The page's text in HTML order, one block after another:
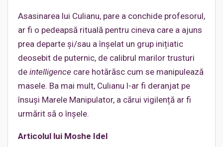
Asasinarea lui Culianu, pare a conchide profesorul,
ar fi o pedeapsă rituală pentru cineva care a ajuns
prea departe și/sau a înșelat un grup inițiatic
deosebit de puternic, de calibrul marilor trusturi
de intelligence care hotărăsc cum se manipulează
masele. Ba mai mult, Culianu l-ar fi deranjat pe
însuși Marele Manipulator, a cărui vigilență ar fi
urmărit să o înșele.
Articolul lui Moshe Idel